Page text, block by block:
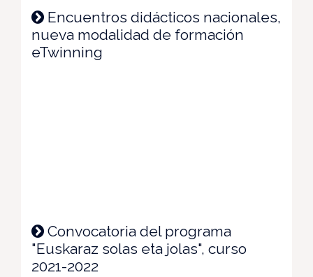
Encuentros didácticos nacionales,
nueva modalidad de formación
eTwinning
Convocatoria del programa
"Euskaraz solas eta jolas", curso
2021-2022